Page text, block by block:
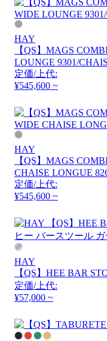
HAY
【QS】MAGS
LOUNGE 9301/
定価/上代:
¥545,600 ~
HAY
【QS】MAGS
CHAISE LONGUE
定価/上代:
¥545,600 ~
HAY
【QS】HEE BAR
定価/上代:
¥57,000 ~